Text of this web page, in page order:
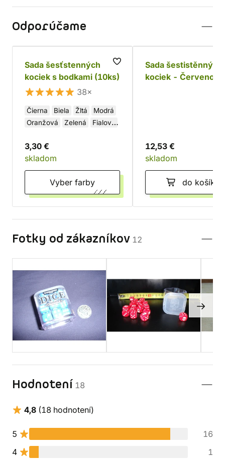
Odporúčame
Sada šesťstenných
kociek s bodkami (10ks)
38×
Čierna Biela Žltá
Modrá
Oranžová
Zelená
Fialová
3,30 €
skladom
Vyber farby
Sada šestistěnných
kociek - Červeno-
12,53 €
skladom
do košíka
Fotky od zákazníkov 12
Hodnotení 18
4,8 (18 hodnotení)
5
16
4
1